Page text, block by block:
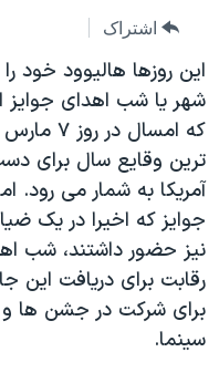
جهش
به
جستجو
ورزشی
ویژه برنامه‌ها
ویدیوها
فرهنگ و زندگی
حقوق شهروندی
اقتصادی
علم و فناوری
اسرائیل در جنگ
جام جهانی ۲۰۲۶
۲۵۰سالگی آمریکا
بایگانی برنامه‌های تلویزیونی
مستندها
انتخابات ریاست جمهوری آمریکا
حمله جمهوری اسلامی به
رمز مهسا
ورزش زنان در ایران
فرکانس‌های صدای آمریکا
پخش رادیویی
یادگیری زبان انگلیسی
دنبال کنید
زبانهای مختلف
اشتراک
این روزها هالیوود خود
شهر یا شب اهدای جوایز
که
ترین وقایع سال برای
آمریکا به شمار می رود.
جوایز که اخیرا در یک
نیز حضور داشتند، شب
رقابت برای دریافت این
برای شرکت در جشن ها و
سینما.